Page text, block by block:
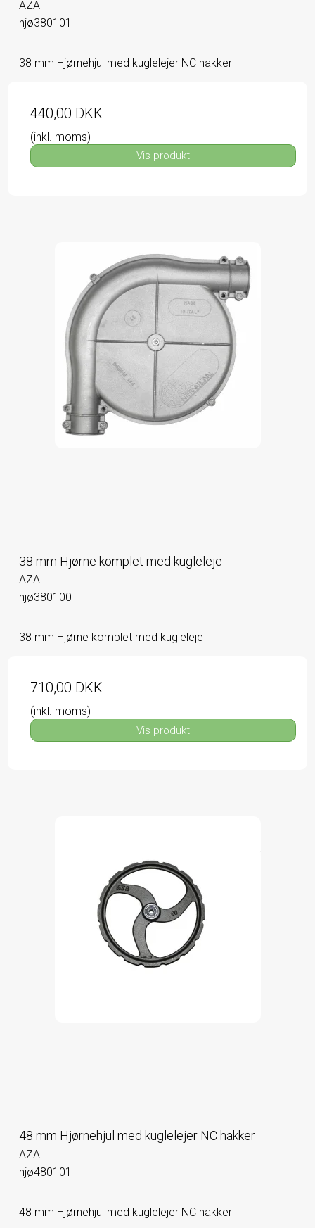
AZA
hjø380101
38 mm Hjørnehjul med kuglelejer NC hakker
440,00 DKK
(inkl. moms)
Vis produkt
38 mm Hjørne komplet med kugleleje
AZA
hjø380100
38 mm Hjørne komplet med kugleleje
710,00 DKK
(inkl. moms)
Vis produkt
48 mm Hjørnehjul med kuglelejer NC hakker
AZA
hjø480101
48 mm Hjørnehjul med kuglelejer NC hakker